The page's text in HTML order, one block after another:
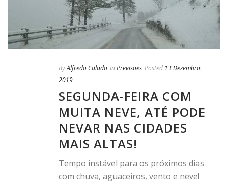
ByAlfredo Calado In Previsões Posted 13 Dezembro,
2019
SEGUNDA-FEIRA COM
MUITA NEVE, ATÉ PODE
NEVAR NAS CIDADES
MAIS ALTAS!
Tempo instável para os próximos dias
com chuva, aguaceiros, vento e neve!